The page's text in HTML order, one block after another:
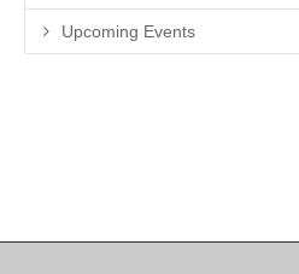
Upcoming Events